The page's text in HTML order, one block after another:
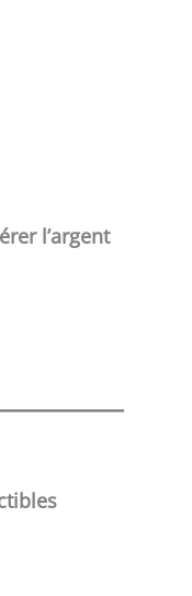
l’argent